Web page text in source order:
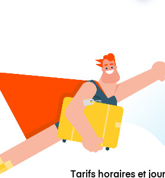
Tarifs horaires et